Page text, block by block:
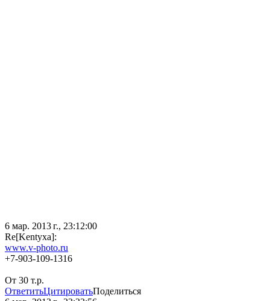
6 мар. 2013 г., 23:12:00
Re[Kentyxa]:
www.v-photo.ru
+7-903-109-1316
От 30 т.р.
ОтветитьЦитироватьПоделиться